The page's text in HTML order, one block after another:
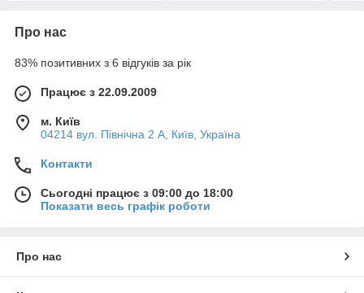
Про нас
83% позитивних з 6 відгуків за рік
Працює з 22.09.2009
м. Київ
04214 вул. Північна 2 А, Київ, Україна
Контакти
Сьогодні працює з 09:00 до 18:00
Показати весь графік роботи
Про нас